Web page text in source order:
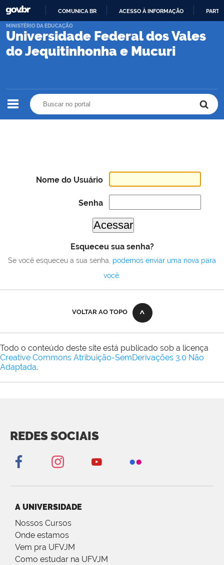
PARA
CONTEÚDO
COMUNICA BR ACESSO À INFORMAÇÃO
Universidade Federal dos Vales
do Jequitinhonha e Mucuri
MINISTÉRIO DA EDUCAÇÃO
Nome do Usuário
Senha
Esqueceu sua senha?
Se você esqueceu a sua senha, podemos enviar uma nova para
você
VOLTAR AO TOPO
Todo o conteúdo deste site está publicado sob a licença
Creative Commons Atribuição-SemDerivações 3.0 Não
Adaptada.
REDES SOCIAIS
A UNIVERSIDADE
Nossos Cursos
Onde estamos
Vem pra UFVJM
Como estudar na UFVJM